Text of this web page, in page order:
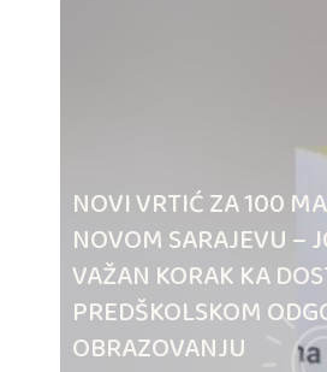
NOVI VRTIĆ ZA 100
NOVOM SARAJEVU –
VAŽAN KORAK KA
PREDŠKOLSKOM
OBRAZOVANJU